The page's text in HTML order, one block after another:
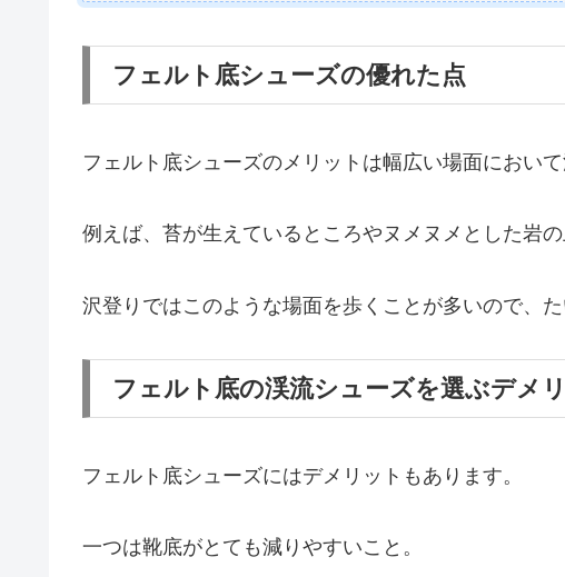
フェルト底シューズの優れた点
フェルト底シューズのメリットは幅広い場面において
例えば、苔が生えているところやヌメヌメとした岩の
沢登りではこのような場面を歩くことが多いので、
フェルト底の渓流シューズを選ぶデメ
フェルト底シューズにはデメリットもあります。
一つは靴底がとても減りやすいこと。